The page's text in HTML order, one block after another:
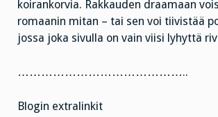
koirankorvia. Rakkauden draamaan
romaanin mitan – tai sen voi tiivistää
jossa joka sivulla on vain viisi lyhyttä
……………………………………..
Blogin extralinkit